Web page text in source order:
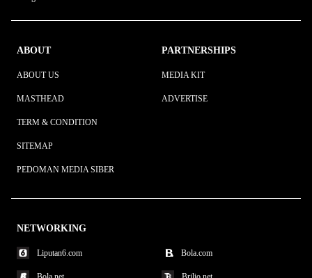
ABOUT
ABOUT US
MASTHEAD
TERM & CONDITION
SITEMAP
PEDOMAN MEDIA SIBER
PARTNERSHIPS
MEDIA KIT
ADVERTISE
NETWORKING
Liputan6.com Bola.com